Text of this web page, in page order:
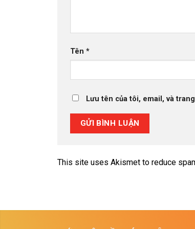
Tên *
Lưu tên của tôi, email, và
This site uses Akismet to reduce